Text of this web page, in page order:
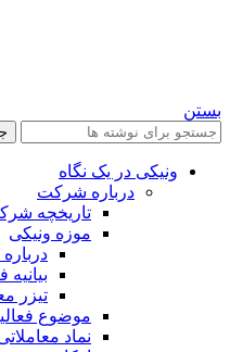
بستن
ونیکی در یک نگاه
درباره شرکت
تاریخچه
موزه ونیکی
تیزر
موضوع
نماد